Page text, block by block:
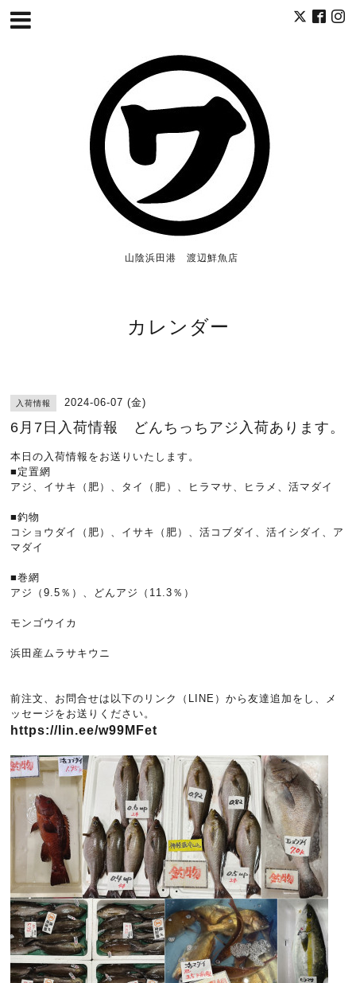
山陰浜田港 渡辺鮮魚店
カレンダー
入荷情報 2024-06-07 (金)
6月7日入荷情報 どんちっちアジ入荷あります。
本日の入荷情報をお送りいたします。
■定置網
アジ、イサキ（肥）、タイ（肥）、ヒラマサ、ヒラメ、活マダイ
■釣物
コショウダイ（肥）、イサキ（肥）、活コブダイ、活イシダイ、ア
マダイ
■巻網
アジ（9.5％）、どんアジ（11.3％）
モンゴウイカ
浜田産ムラサキウニ
前注文、お問合せは以下のリンク（LINE）から友達追加をし、メ
ッセージをお送りください。
https://lin.ee/w99MFet